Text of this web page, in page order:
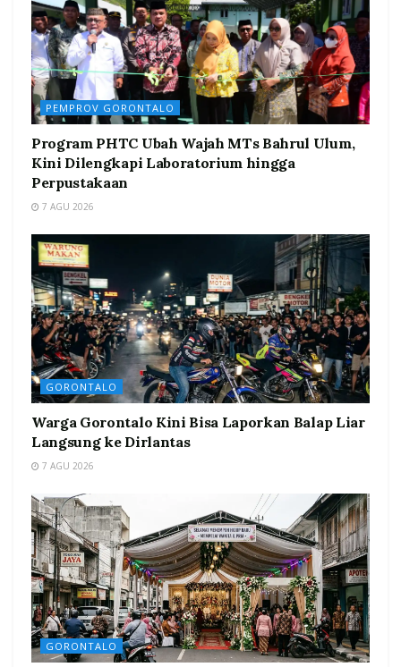
PEMPROV GORONTALO
Program PHTC Ubah Wajah MTs Bahrul Ulum,
Kini Dilengkapi Laboratorium hingga
Perpustakaan
7 AGU 2026
GORONTALO
Warga Gorontalo Kini Bisa Laporkan Balap Liar
Langsung ke Dirlantas
7 AGU 2026
GORONTALO